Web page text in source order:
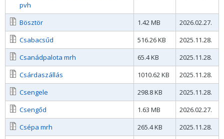
pvh
Bösztör 1.42 MB
2026.02.27.
Csabacsűd
516.26 KB
2025.11.28.
Csanádpalota mrh
65.4 KB
2025.11.28.
Csárdaszállás
1010.62 KB
2025.11.28.
Csengele
298.8 KB
2025.11.28.
Csengőd
1.63 MB
2026.02.27.
Csépa mrh
265.4 KB
2025.11.28.